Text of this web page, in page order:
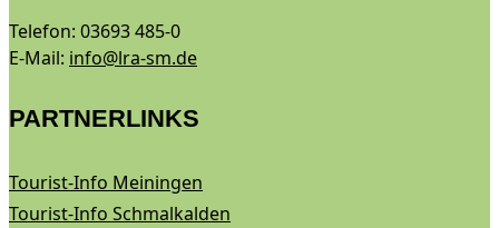
Telefon: 03693 485-0
E-Mail: info@lra-sm.de
PARTNERLINKS
Tourist-Info Meiningen
Tourist-Info Schmalkalden